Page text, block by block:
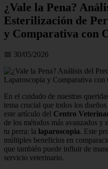
¿Vale la Pena?
Esterilización de
y Comparativa con
📅 30/05/2026
En el cuidado de nuestras
tema crucial que todos los
este artículo del Centro
de los métodos más avanzados y
tu perra: la laparoscopia. Este
múltiples beneficios en
que también puede influir de
servicio veterinario.